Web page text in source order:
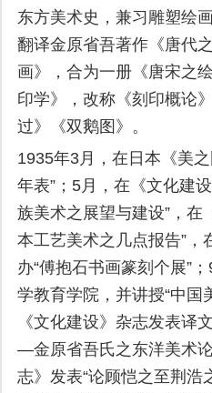
东方美术史，兼习雕塑绘
翻译金原省吾著作《唐代
画》，合为一册《唐宋之
印学》，改称《刻印概论
过》《双鹅图》。
1935年3月，在日本《美
年表”；5月，在《文化建
族美术之展望与建设”，在
本工艺美术之几点报告”，
办“傅抱石书画篆刻个展”
学教育学院，并讲授“中国
《文化建设》杂志发表译
—金原省吾氏之东洋美术
志》发表“论顾恺之至荆浩